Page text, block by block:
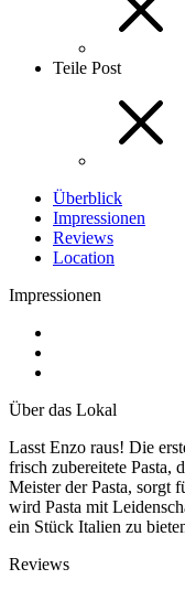
Teile Post
Überblick
Impressionen
Reviews
Location
Impressionen
Über das Lokal
Lasst Enzo raus! Die
frisch zubereitete Pasta,
Meister der Pasta, sorgt
wird Pasta mit
ein Stück Italien zu
Reviews